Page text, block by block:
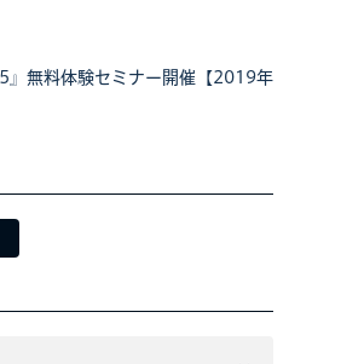
無料体験セミナー開催【2019年